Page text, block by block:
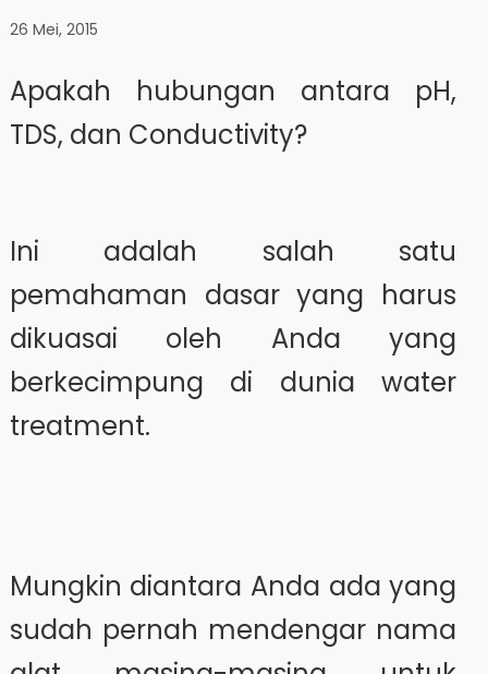
26 Mei, 2015
Apakah hubungan antara pH,
TDS, dan Conductivity?
Ini adalah salah satu
pemahaman dasar yang harus
dikuasai oleh Anda yang
berkecimpung di dunia water
treatment.
Mungkin diantara Anda ada yang
sudah pernah mendengar nama